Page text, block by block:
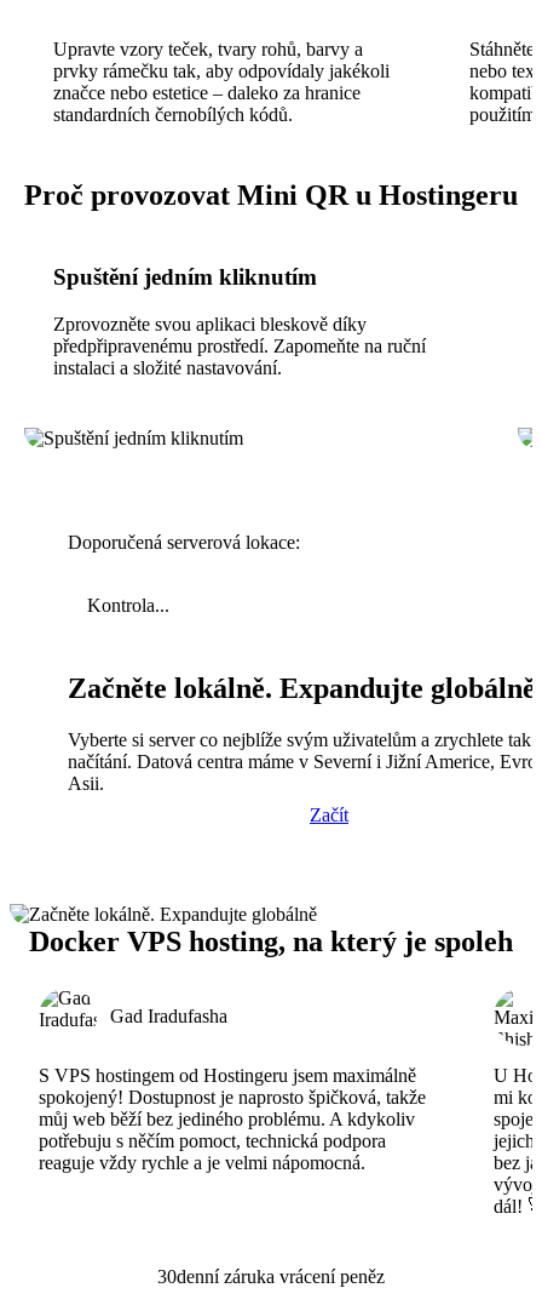
Upravte vzory teček, tvary rohů, barvy a
prvky rámečku tak, aby odpovídaly jakékoli
značce nebo estetice – daleko za hranice
standardních černobílých kódů.
nebo
použitím.
Proč provozovat Mini QR u Hostingeru
Spuštění jedním kliknutím
Zprovozněte svou aplikaci bleskově díky
předpřipravenému prostředí. Zapomeňte na ruční
instalaci a složité nastavování.
Doporučená serverová lokace:
Kontrola...
Začněte lokálně. Expandujte globálně
Vyberte si server co nejblíže svým uživatelům a zrychlete tak
načítání. Datová centra máme v Severní i Jižní Americe,
Asii.
Začít
Docker VPS hosting, na který je spoleh
Gad Iradufasha
S VPS hostingem od Hostingeru jsem maximálně
spokojený! Dostupnost je naprosto špičková, takže
můj web běží bez jediného problému. A kdykoliv
potřebuju s něčím pomoct, technická podpora
reaguje vždy rychle a je velmi nápomocná.
U
mi
jejich
bez
dál!
30denní záruka vrácení peněz